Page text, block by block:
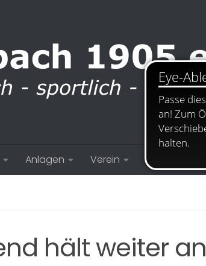
Anlagen Verein Kontakt
hält weiter an